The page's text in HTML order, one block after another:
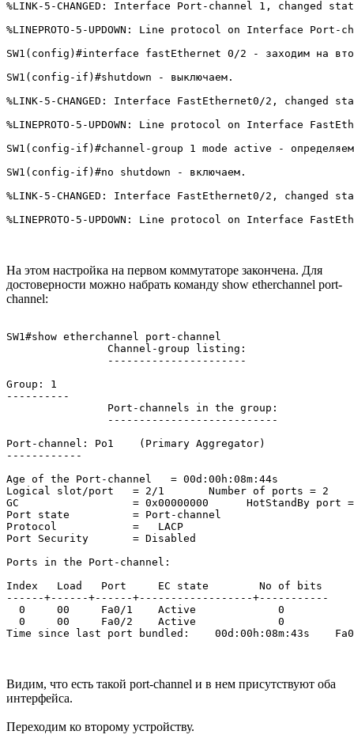
%LINK-5-CHANGED: Interface Port-channel 1, changed
%LINEPROTO-5-UPDOWN: Line protocol on Interface
SW1(config)#interface fastEthernet 0/2 - заходим на
SW1(config-if)#shutdown - выключаем.
%LINK-5-CHANGED: Interface FastEthernet0/2, changed
%LINEPROTO-5-UPDOWN: Line protocol on Interface
SW1(config-if)#channel-group 1 mode active -
SW1(config-if)#no shutdown - включаем.
%LINK-5-CHANGED: Interface FastEthernet0/2, changed
%LINEPROTO-5-UPDOWN: Line protocol on Interface
На этом настройка на первом коммутаторе закончена. Для
достоверности можно набрать команду show etherchannel port-
channel:
SW1#show etherchannel port-channel
                Channel-group listing:
                ----------------------
Group: 1
----------
                Port-channels in the group:
                ---------------------------
Port-channel: Po1    (Primary Aggregator)
------------
Age of the Port-channel   = 00d:00h:08m:44s
Logical slot/port   = 2/1       Number of ports = 2
GC                  = 0x00000000      HotStandBy port
Port state          = Port-channel
Protocol            =   LACP
Port Security       = Disabled
Ports in the Port-channel:
Index   Load   Port     EC state        No of bits
------+------+------+------------------+-----------
  0     00     Fa0/1    Active             0
  0     00     Fa0/2    Active             0
Видим, что есть такой port-channel и в нем присутствуют оба
интерфейса.
Переходим ко второму устройству.